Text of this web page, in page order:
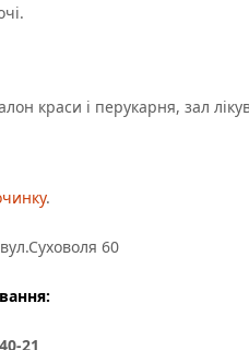
краси і перукарня, зал
.
60
21